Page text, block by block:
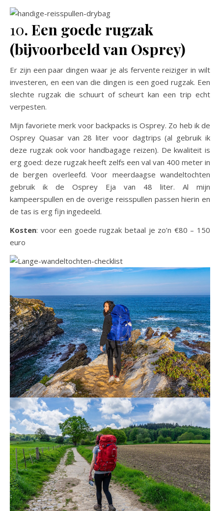
10. Een goede rugzak
(bijvoorbeeld van Osprey)
Er zijn een paar dingen waar je als fervente reiziger in wilt
investeren, en een van die dingen is een goed rugzak. Een
slechte rugzak die schuurt of scheurt kan een trip echt
verpesten.
Mijn favoriete merk voor backpacks is Osprey. Zo heb ik de
Osprey Quasar van 28 liter voor dagtrips (al gebruik ik
deze rugzak ook voor handbagage reizen). De kwaliteit is
erg goed: deze rugzak heeft zelfs een val van 400 meter in
de bergen overleefd. Voor meerdaagse wandeltochten
gebruik ik de Osprey Eja van 48 liter. Al mijn
kampeerspullen en de overige reisspullen passen hierin en
de tas is erg fijn ingedeeld.
Kosten: voor een goede rugzak betaal je zo’n €80 – 150
euro